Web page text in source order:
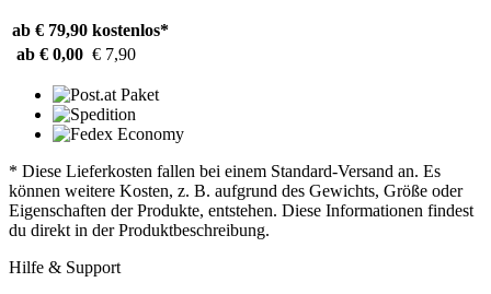
ab € 79,90 kostenlos*
ab € 0,00 € 7,90
* Diese Lieferkosten fallen bei einem Standard-Versand an. Es
können weitere Kosten, z. B. aufgrund des Gewichts, Größe oder
Eigenschaften der Produkte, entstehen. Diese Informationen findest
du direkt in der Produktbeschreibung.
Hilfe & Support